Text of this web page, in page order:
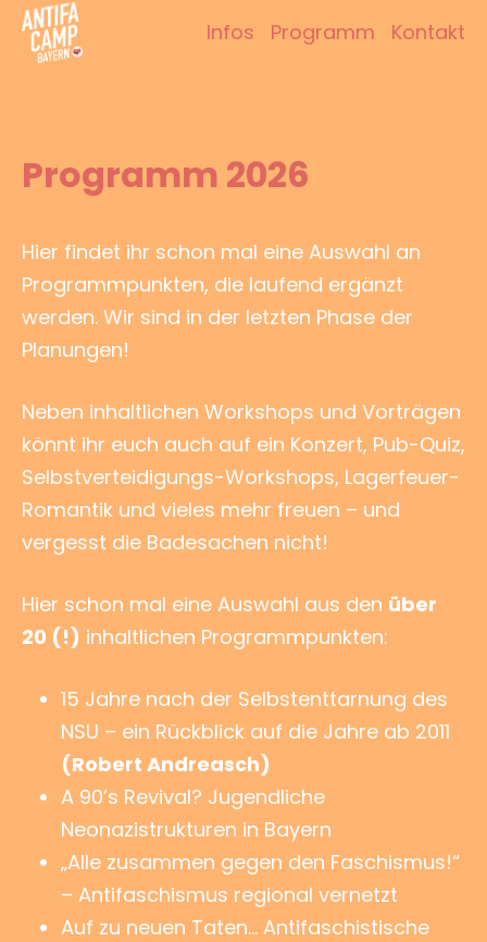
Zum
Inhalt
Infos Programm Kontakt
Programm 2026
Hier findet ihr schon mal eine Auswahl an
Programmpunkten, die laufend ergänzt
werden. Wir sind in der letzten Phase der
Planungen!
Neben inhaltlichen Workshops und Vorträgen
könnt ihr euch auch auf ein Konzert, Pub-Quiz,
Selbstverteidigungs-Workshops, Lagerfeuer-
Romantik und vieles mehr freuen – und
vergesst die Badesachen nicht!
Hier schon mal eine Auswahl aus den über
20 (!) inhaltlichen Programmpunkten:
15 Jahre nach der Selbstenttarnung des
NSU – ein Rückblick auf die Jahre ab 2011
(Robert Andreasch)
A 90’s Revival? Jugendliche
Neonazistrukturen in Bayern
„Alle zusammen gegen den Faschismus!“
– Antifaschismus regional vernetzt
Auf zu neuen Taten… Antifaschistische